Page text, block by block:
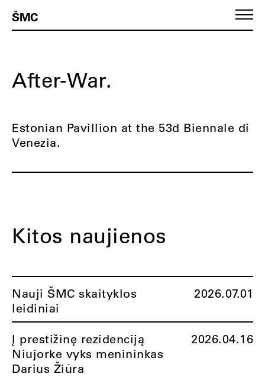
ŠMC
After-War.
Estonian Pavillion at the 53d Biennale di
Venezia.
Kitos naujienos
Nauji ŠMC skaityklos
leidiniai
2026.07.01
Į prestižinę rezidenciją
Niujorke vyks menininkas
Darius Žiūra
2026.04.16